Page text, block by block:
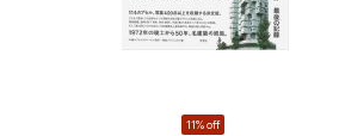
11% off